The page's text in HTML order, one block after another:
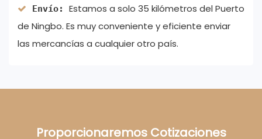
Envío: Estamos a solo 35 kilómetros del Puerto
de Ningbo. Es muy conveniente y eficiente enviar
las mercancías a cualquier otro país.
Proporcionaremos Cotizaciones